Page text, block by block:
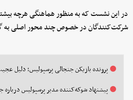
در این نشست که به منظور هماهنگی هرچه بیشتر
شرکت‌کنندگان در خصوص چند محور اصلی به
پرونده بازیکن جنجالی پرسپولیس؛ دلیل
پیشنهاد شوکه‌کننده مدیر پرسپولیس